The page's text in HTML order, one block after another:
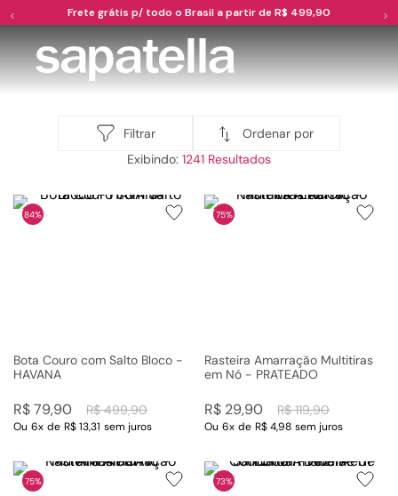
Frete grátis p/ todo o Brasil a partir de R$ 499,90
Bazar | Sapatella
Filtrar
Ordenar por
1241
84%
Bota Couro com Salto Bloco -
HAVANA
R$ 499,90
R$79,90
Ou 6x de R$ 13,31 sem juros
75%
Rasteira Amarração Multitiras
em Nó - PRATEADO
R$ 119,90
R$ 29,90
Ou 6x de R$ 4,98 sem juros
75% 73%
TERMOS MAIS BUSCADOS
4º
rasteira
5º
10º scarpin